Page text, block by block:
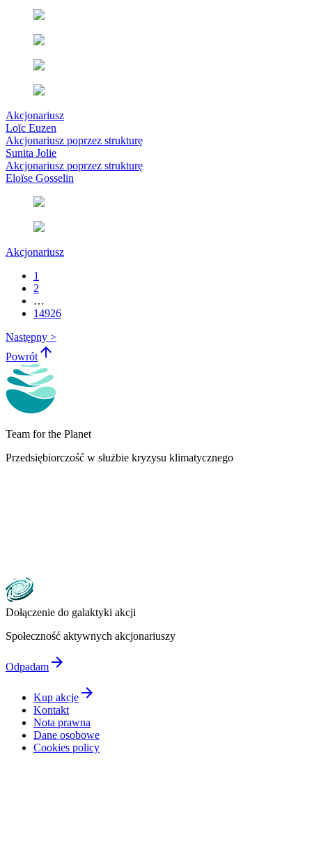
Akcjonariusz
Loïc Euzen
Akcjonariusz poprzez strukturę
Sunita Jolie
Akcjonariusz poprzez strukturę
Eloïse Gosselin
Akcjonariusz
1
2
…
14926
Następny >
Powrót arrow_upward
Team for the Planet
Przedsiębiorczość w służbie kryzysu klimatycznego
Dołączenie do galaktyki akcji
Społeczność aktywnych akcjonariuszy
Odpadam arrow_forward
Kup akcje arrow_forward
Kontakt
Nota prawna
Dane osobowe
Cookies policy